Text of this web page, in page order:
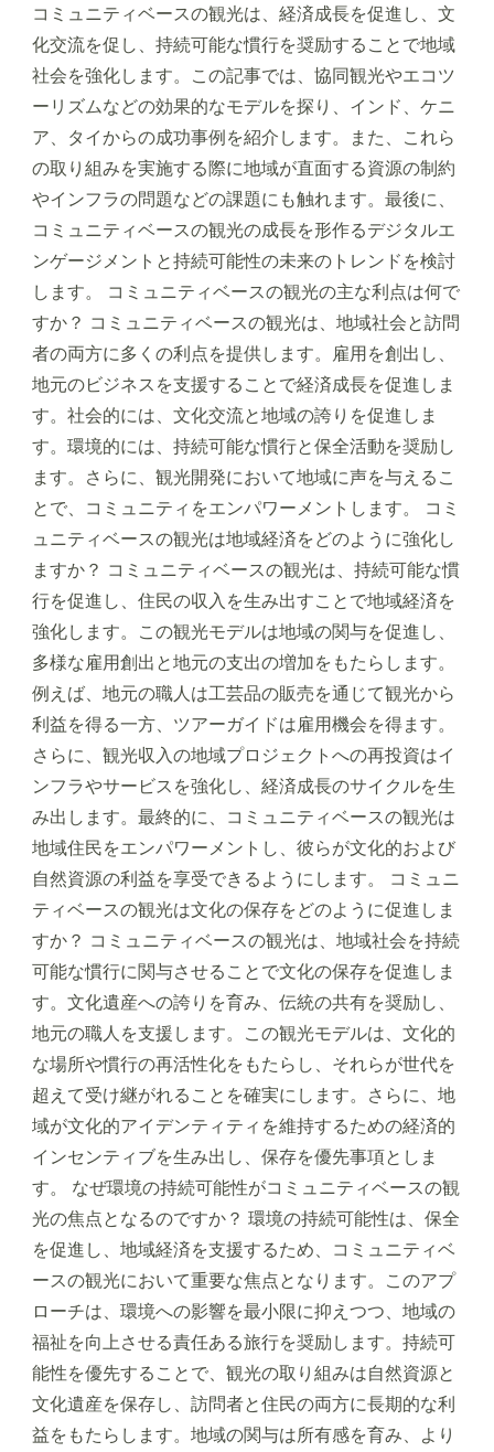
コミュニティベースの観光は、経済成長を促進し、文
化交流を促し、持続可能な慣行を奨励することで地域
社会を強化します。この記事では、協同観光やエコツ
ーリズムなどの効果的なモデルを探り、インド、ケニ
ア、タイからの成功事例を紹介します。また、これら
の取り組みを実施する際に地域が直面する資源の制約
やインフラの問題などの課題にも触れます。最後に、
コミュニティベースの観光の成長を形作るデジタルエ
ンゲージメントと持続可能性の未来のトレンドを検討
します。 コミュニティベースの観光の主な利点は何で
すか？ コミュニティベースの観光は、地域社会と訪問
者の両方に多くの利点を提供します。雇用を創出し、
地元のビジネスを支援することで経済成長を促進しま
す。社会的には、文化交流と地域の誇りを促進しま
す。環境的には、持続可能な慣行と保全活動を奨励し
ます。さらに、観光開発において地域に声を与えるこ
とで、コミュニティをエンパワーメントします。 コミ
ュニティベースの観光は地域経済をどのように強化し
ますか？ コミュニティベースの観光は、持続可能な慣
行を促進し、住民の収入を生み出すことで地域経済を
強化します。この観光モデルは地域の関与を促進し、
多様な雇用創出と地元の支出の増加をもたらします。
例えば、地元の職人は工芸品の販売を通じて観光から
利益を得る一方、ツアーガイドは雇用機会を得ます。
さらに、観光収入の地域プロジェクトへの再投資はイ
ンフラやサービスを強化し、経済成長のサイクルを生
み出します。最終的に、コミュニティベースの観光は
地域住民をエンパワーメントし、彼らが文化的および
自然資源の利益を享受できるようにします。 コミュニ
ティベースの観光は文化の保存をどのように促進しま
すか？ コミュニティベースの観光は、地域社会を持続
可能な慣行に関与させることで文化の保存を促進しま
す。文化遺産への誇りを育み、伝統の共有を奨励し、
地元の職人を支援します。この観光モデルは、文化的
な場所や慣行の再活性化をもたらし、それらが世代を
超えて受け継がれることを確実にします。さらに、地
域が文化的アイデンティティを維持するための経済的
インセンティブを生み出し、保存を優先事項としま
す。 なぜ環境の持続可能性がコミュニティベースの観
光の焦点となるのですか？ 環境の持続可能性は、保全
を促進し、地域経済を支援するため、コミュニティベ
ースの観光において重要な焦点となります。このアプ
ローチは、環境への影響を最小限に抑えつつ、地域の
福祉を向上させる責任ある旅行を奨励します。持続可
能性を優先することで、観光の取り組みは自然資源と
文化遺産を保存し、訪問者と住民の両方に長期的な利
益をもたらします。地域の関与は所有感を育み、より